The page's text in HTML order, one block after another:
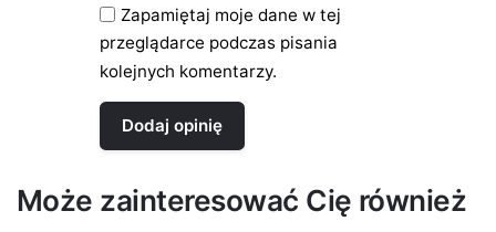
Zapamiętaj moje dane w tej
przeglądarce podczas pisania
kolejnych komentarzy.
Może zainteresować Cię również